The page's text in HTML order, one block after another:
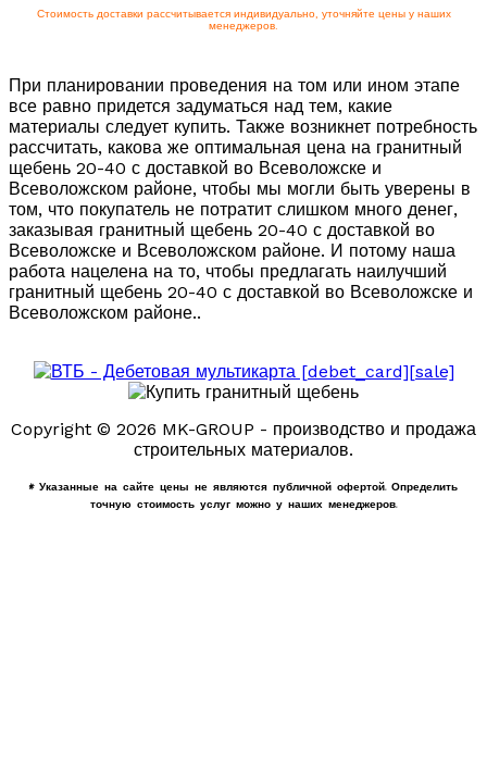
Стоимость доставки рассчитывается индивидуально, уточняйте цены у наших
менеджеров.
При планировании проведения на том или ином этапе
все равно придется задуматься над тем, какие
материалы следует купить. Также возникнет потребность
рассчитать, какова же оптимальная цена на гранитный
щебень 20-40 с доставкой во Всеволожске и
Всеволожском районе, чтобы мы могли быть уверены в
том, что покупатель не потратит слишком много денег,
заказывая гранитный щебень 20-40 с доставкой во
Всеволожске и Всеволожском районе. И потому наша
работа нацелена на то, чтобы предлагать наилучший
гранитный щебень 20-40 с доставкой во Всеволожске и
Всеволожском районе..
Copyright © 2026 MK-GROUP - производство и продажа
строительных материалов.
* Указанные на сайте цены не являются публичной офертой. Определить
точную стоимость услуг можно у наших менеджеров.